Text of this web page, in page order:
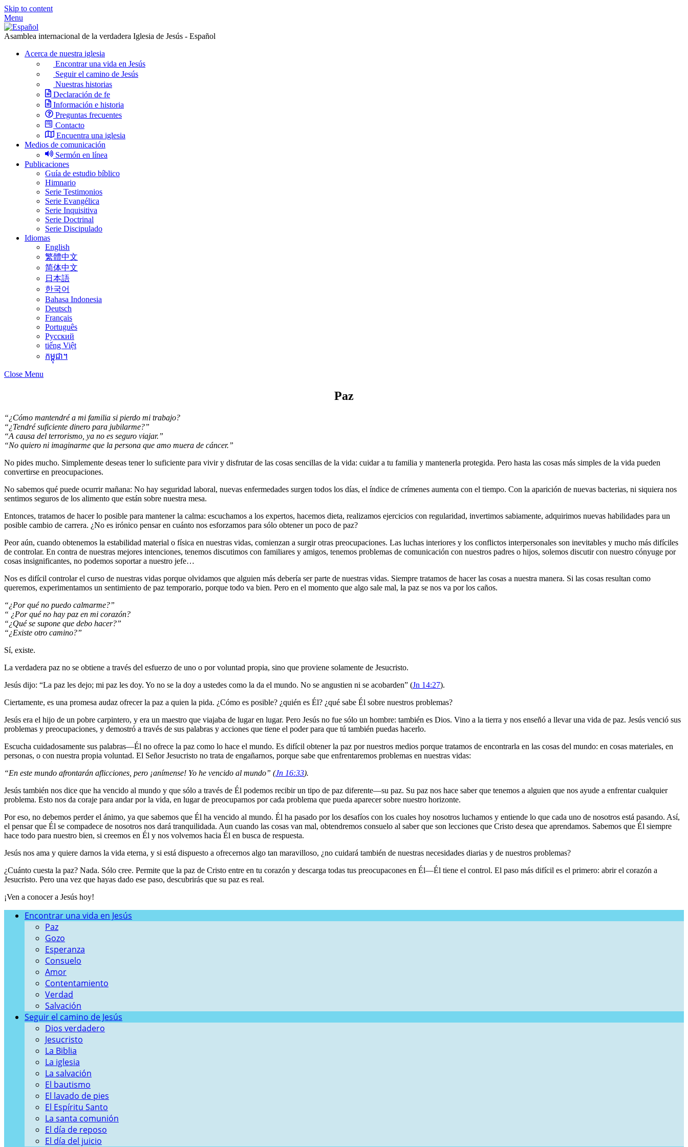
Skip to content
Menu
Asamblea internacional de la verdadera Iglesia de Jesús - Español
Acerca de nuestra iglesia
Encontrar una vida en Jesús
Seguir el camino de Jesús
Nuestras historias
Declaración de fe
Información e historia
Preguntas frecuentes
Contacto
Encuentra una iglesia
Medios de comunicación
Sermón en línea
Publicaciones
Guía de estudio bíblico
Himnario
Serie Testimonios
Serie Evangélica
Serie Inquisitiva
Serie Doctrinal
Serie Discipulado
Idiomas
English
繁體中文
简体中文
日本語
한국어
Bahasa Indonesia
Deutsch
Français
Português
Русский
tiếng Việt
កម្ពុជា។
Close Menu
Paz
“¿Cómo mantendré a mi familia si pierdo mi trabajo?
“¿Tendré suficiente dinero para jubilarme?”
“A causa del terrorismo, ya no es seguro viajar.”
“No quiero ni imaginarme que la persona que amo muera de cáncer.”
No pides mucho. Simplemente deseas tener lo suficiente para vivir y disfrutar de las cosas sencillas de la vida: cuidar a tu familia y mantenerla protegida. Pero hasta las cosas más simples de la vida pueden
convertirse en preocupaciones.
No sabemos qué puede ocurrir mañana: No hay seguridad laboral, nuevas enfermedades surgen todos los días, el índice de crímenes aumenta con el tiempo. Con la aparición de nuevas bacterias, ni siquiera nos
sentimos seguros de los alimento que están sobre nuestra mesa.
Entonces, tratamos de hacer lo posible para mantener la calma: escuchamos a los expertos, hacemos dieta, realizamos ejercicios con regularidad, invertimos sabiamente, adquirimos nuevas habilidades para un
posible cambio de carrera. ¿No es irónico pensar en cuánto nos esforzamos para sólo obtener un poco de paz?
Peor aún, cuando obtenemos la estabilidad material o física en nuestras vidas, comienzan a surgir otras preocupaciones. Las luchas interiores y los conflictos interpersonales son inevitables y mucho más difíciles
de controlar. En contra de nuestras mejores intenciones, tenemos discutimos con familiares y amigos, tenemos problemas de comunicación con nuestros padres o hijos, solemos discutir con nuestro cónyuge por
cosas insignificantes, no podemos soportar a nuestro jefe…
Nos es difícil controlar el curso de nuestras vidas porque olvidamos que alguien más debería ser parte de nuestras vidas. Siempre tratamos de hacer las cosas a nuestra manera. Si las cosas resultan como
queremos, experimentamos un sentimiento de paz temporario, porque todo va bien. Pero en el momento que algo sale mal, la paz se nos va por los caños.
“¿Por qué no puedo calmarme?”
“ ¿Por qué no hay paz en mi corazón?
“¿Qué se supone que debo hacer?”
“¿Existe otro camino?”
Sí, existe.
La verdadera paz no se obtiene a través del esfuerzo de uno o por voluntad propia, sino que proviene solamente de Jesucristo.
Jesús dijo: “La paz les dejo; mi paz les doy. Yo no se la doy a ustedes como la da el mundo. No se angustien ni se acobarden” (Jn 14:27).
Ciertamente, es una promesa audaz ofrecer la paz a quien la pida. ¿Cómo es posible? ¿quién es Él? ¿qué sabe Él sobre nuestros problemas?
Jesús era el hijo de un pobre carpintero, y era un maestro que viajaba de lugar en lugar. Pero Jesús no fue sólo un hombre: también es Dios. Vino a la tierra y nos enseñó a llevar una vida de paz. Jesús venció sus
problemas y preocupaciones, y demostró a través de sus palabras y acciones que tiene el poder para que tú también puedas hacerlo.
Escucha cuidadosamente sus palabras—Él no ofrece la paz como lo hace el mundo. Es difícil obtener la paz por nuestros medios porque tratamos de encontrarla en las cosas del mundo: en cosas materiales, en
personas, o con nuestra propia voluntad. El Señor Jesucristo no trata de engañarnos, porque sabe que enfrentaremos problemas en nuestras vidas:
“En este mundo afrontarán aflicciones, pero ¡anímense! Yo he vencido al mundo” (Jn 16:33).
Jesús también nos dice que ha vencido al mundo y que sólo a través de Él podemos recibir un tipo de paz diferente—su paz. Su paz nos hace saber que tenemos a alguien que nos ayude a enfrentar cualquier
problema. Esto nos da coraje para andar por la vida, en lugar de preocuparnos por cada problema que pueda aparecer sobre nuestro horizonte.
Por eso, no debemos perder el ánimo, ya que sabemos que Él ha vencido al mundo. Él ha pasado por los desafíos con los cuales hoy nosotros luchamos y entiende lo que cada uno de nosotros está pasando. Así,
el pensar que Él se compadece de nosotros nos dará tranquilidada. Aun cuando las cosas van mal, obtendremos consuelo al saber que son lecciones que Cristo desea que aprendamos. Sabemos que Él siempre
hace todo para nuestro bien, si creemos en Él y nos volvemos hacia Él en busca de respuesta.
Jesús nos ama y quiere darnos la vida eterna, y si está dispuesto a ofrecernos algo tan maravilloso, ¿no cuidará también de nuestras necesidades diarias y de nuestros problemas?
¿Cuánto cuesta la paz? Nada. Sólo cree. Permite que la paz de Cristo entre en tu corazón y descarga todas tus preocupacones en Él—Él tiene el control. El paso más difícil es el primero: abrir el corazón a
Jesucristo. Pero una vez que hayas dado ese paso, descubrirás que su paz es real.
¡Ven a conocer a Jesús hoy!
Encontrar una vida en Jesús
Paz
Gozo
Esperanza
Consuelo
Amor
Contentamiento
Verdad
Salvación
Seguir el camino de Jesús
Dios verdadero
Jesucristo
La Biblia
La iglesia
La salvación
El bautismo
El lavado de pies
El Espíritu Santo
La santa comunión
El día de reposo
El día del juicio